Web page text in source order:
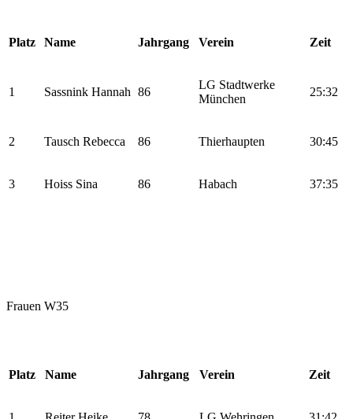
Platz Name Jahrgang Verein Zeit
1 Sassnink Hannah 86
LG Stadtwerke
München
25:32
2 Tausch Rebecca 86 Thierhaupten 30:45
3 Hoiss Sina 86 Habach 37:35
Frauen W35
Platz Name Jahrgang Verein Zeit